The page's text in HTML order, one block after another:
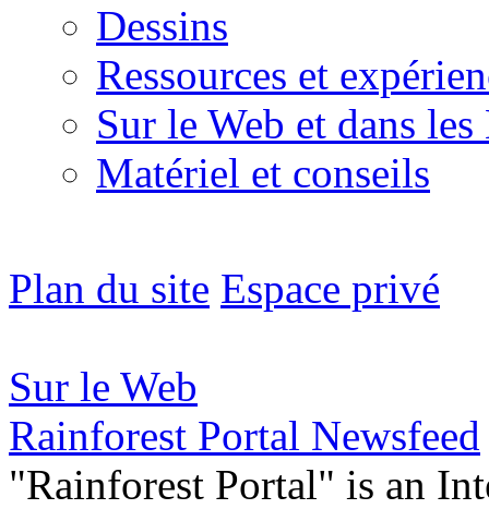
Dessins
Ressources et
Sur le Web et dans
Matériel et conseils
Plan du site Espace privé
Sur le Web
Rainforest Portal Newsfeed
"Rainforest Portal" is an